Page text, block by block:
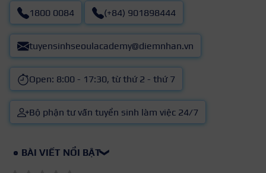
1800 0084 (+84) 901898444
tuyensinhseoulacademy@diemnhan.vn
Open: 8:00 - 17:30, từ thứ 2 - thứ 7
Bộ phận tư vấn tuyển sinh làm việc 24/7
BÀI VIẾT NỔI BẬT❯